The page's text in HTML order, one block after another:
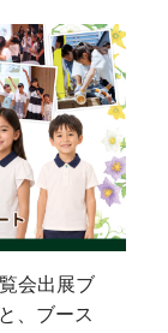
会出展ブ
、ブース